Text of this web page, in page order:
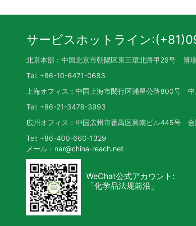
サービスホットライン
北京本部：中国北京市朝陽区東三環北路甲26号 博
Tel: +86-10-6471-0683
上海オフィス：中国上海市閔行区浦星公路800号
Tel: +86-21-3478-3993
広州オフィス：中国広州市番禺区興南ビル445号 合
Tel: +86-400-660-1329
メール： nar@china-reach.net
WeChat公式アカウント:
「化学品法规前沿」